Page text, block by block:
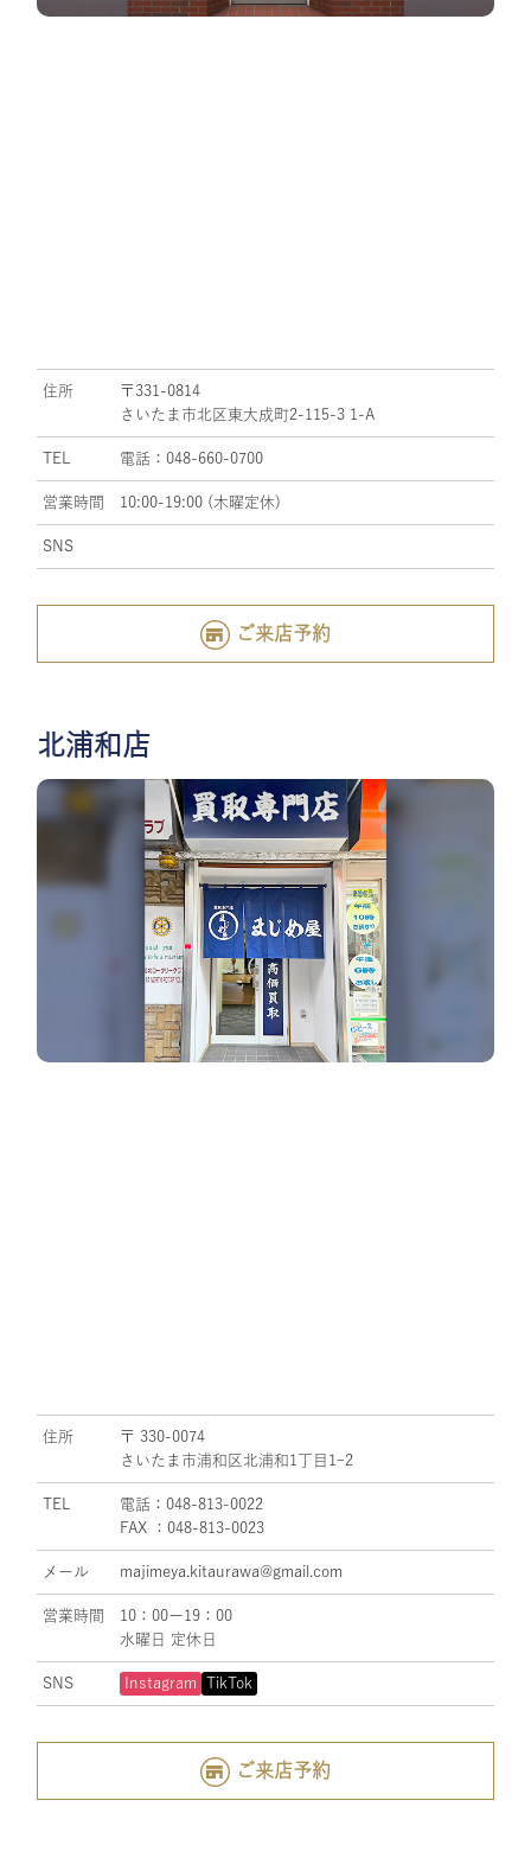
住所
〒331-0814
さいたま市北区東大成町2-115-3 1-A
TEL 電話：048-660-0700
営業時間 10:00-19:00 (木曜定休)
SNS
ご来店予約
北浦和店
住所
〒 330-0074
さいたま市浦和区北浦和1丁目1ｰ2
TEL
電話：048-813-0022
FAX ：048-813-0023
メール majimeya.kitaurawa@gmail.com
営業時間
10：00ー19：00
水曜日 定休日
SNS Instagram TikTok
ご来店予約